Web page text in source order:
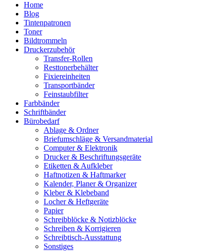
Home
Blog
Tintenpatronen
Toner
Bildtrommeln
Druckerzubehör
Transfer-Rollen
Resttonerbehälter
Fixiereinheiten
Transportbänder
Feinstaubfilter
Farbbänder
Schriftbänder
Bürobedarf
Ablage & Ordner
Briefumschläge & Versandmaterial
Computer & Elektronik
Drucker & Beschriftungsgeräte
Etiketten & Aufkleber
Haftnotizen & Haftmarker
Kalender, Planer & Organizer
Kleber & Klebeband
Locher & Heftgeräte
Papier
Schreibblöcke & Notizblöcke
Schreiben & Korrigieren
Schreibtisch-Ausstattung
Sonstiges